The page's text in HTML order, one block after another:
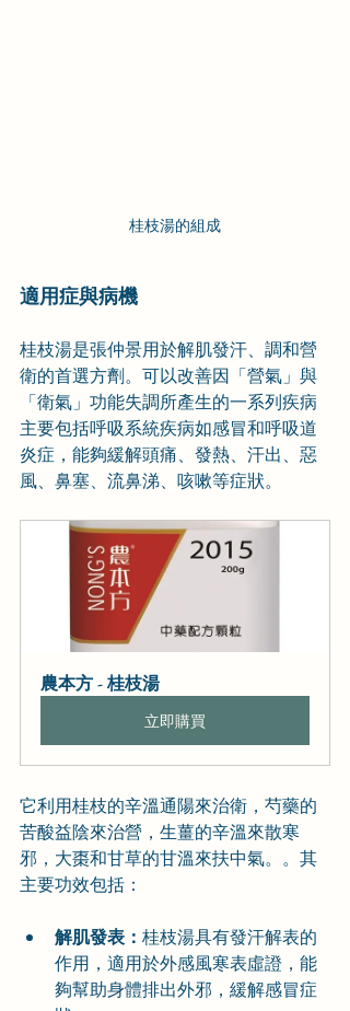
桂枝湯的組成
適用症與病機
桂枝湯是張仲景用於解肌發汗、調和營
衛的首選方劑。可以改善因「營氣」與
「衛氣」功能失調所產生的一系列疾病
主要包括呼吸系統疾病如感冒和呼吸道
炎症，能夠緩解頭痛、發熱、汗出、惡
風、鼻塞、流鼻涕、咳嗽等症狀。
農本方 - 桂枝湯
立即購買
它利用桂枝的辛溫通陽來治衛，芍藥的
苦酸益陰來治營，生薑的辛溫來散寒
邪，大棗和甘草的甘溫來扶中氣。。其
主要功效包括：
解肌發表： 桂枝湯具有發汗解表的
作用，適用於外感風寒表虛證，能
夠幫助身體排出外邪，緩解感冒症